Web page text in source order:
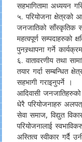
सहभागितामा अध्ययन
५. परियोजना क्षेत्रको
जनजातिको साँस्कृतिक
महत्वपूर्ण सम्पदाहरुको
पुनस्र्थापना गर्ने
६. वातावरणीय तथा
तयार गर्दा सम्बन्धित
सहभागी गराइनुपर्ने ।
आदिवासी
धेरै परियोजनाहरु
सेवा समाज, विद्युत
परियोजनालाई
अस्तित्व स्वीकार गर्दै